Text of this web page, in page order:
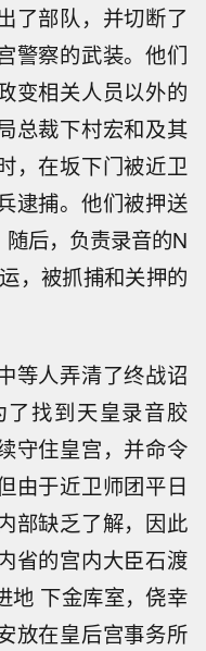
了部队，并切断了
警察的武装。他们
变相关人员以外的
总裁下村宏和及其
，在坂下门被近卫
逮捕。他们被押送
后，负责录音的N
，被抓捕和关押的
等人弄清了终战诏
找到天皇录音胶
守住皇宫，并命令
由于近卫师团平日
部缺乏了解，因此
省的宫内大臣石渡
地 下金库室，侥幸
放在皇后宫事务所